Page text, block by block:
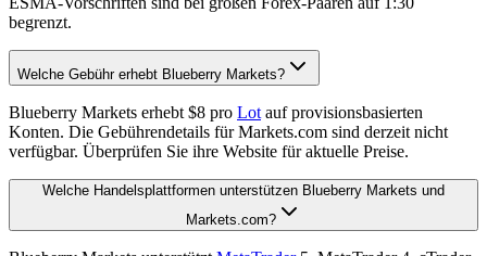
begrenzt.
Welche Gebühr erhebt Blueberry Markets?
Blueberry Markets erhebt $8 pro Lot auf provisionsbasierten
Konten. Die Gebührendetails für Markets.com sind derzeit nicht
verfügbar. Überprüfen Sie ihre Website für aktuelle Preise.
Welche Handelsplattformen unterstützen Blueberry Markets und
Markets.com?